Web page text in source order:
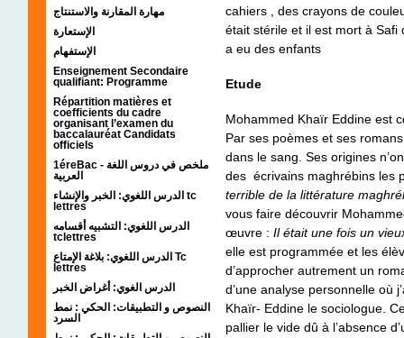
مهارة المقارنة والاستنتاج
الإستعارة
الإستفهام
Enseignement Secondaire
qualifiant: Programme
Répartition matières et
coefficients du cadre
organisant l’examen du
baccalauréat Candidats
officiels
1éreBac - ملخص في دروس اللغة
العربية
الدرس اللغوي: الخبر والإنشاء tc
lettres
الدرس اللغوي: التشبيه أقسامه
tclettres
الدرس اللغوي: بلاغة الإمتاع Tc
lettres
الدرس الغوي: أغراض الخبر
النصوص و التطبيقات: الحكي : نمط
السرد
cahiers , des crayons de
était stérile et il est mort à
a eu des enfants
Etude
Mohammed Khaïr Eddine est
Par ses poèmes et ses
dans le sang. Ses origines
des écrivains maghrébins les
terrible de la littérature
vous faire découvrir
œuvre : Il était une fois un
elle est programmée et les
d’approcher autrement un
d’une analyse personnelle où
Khaïr- Eddine le sociologue.
pallier le vide dû à l’absence